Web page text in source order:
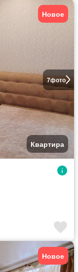
7фото
Новое
Квартира
Новое